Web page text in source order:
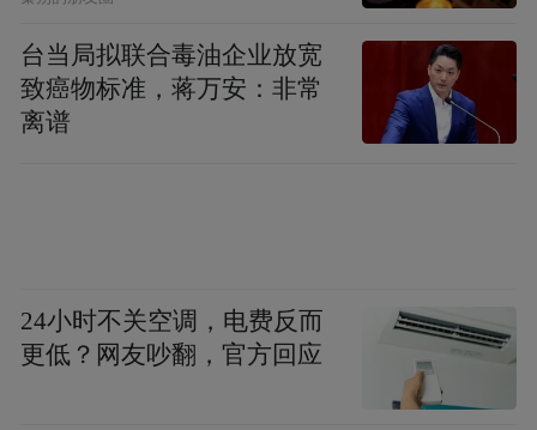
柘城县退役军人志愿者联合会常务副会长王
广运表示，本次活动以群众喜闻乐见的形式
血脉、传承红色文脉，引导更多群众主动传
承红色基因、践行初心担当，凝聚起共建美
好柘城的磅礴合力。（供稿：张超）
台当局拟联合毒油企业放宽
致癌物标准，蒋万安：非常
离谱
24小时不关空调，电费反而
更低？网友吵翻，官方回应